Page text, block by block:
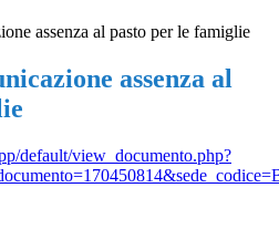
assenza al pasto per le famiglie
assenza al
default/view_documento.php?